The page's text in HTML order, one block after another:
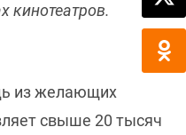
кинотеатров.
из желающих
свыше 20 тысяч